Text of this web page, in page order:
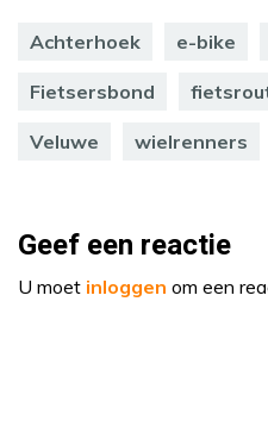
Achterhoek e-bike
Fietsersbond
Veluwe wielrenners
Geef een reactie
U moet inloggen om een